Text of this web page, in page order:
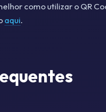
como utilizar o QR
aqui.